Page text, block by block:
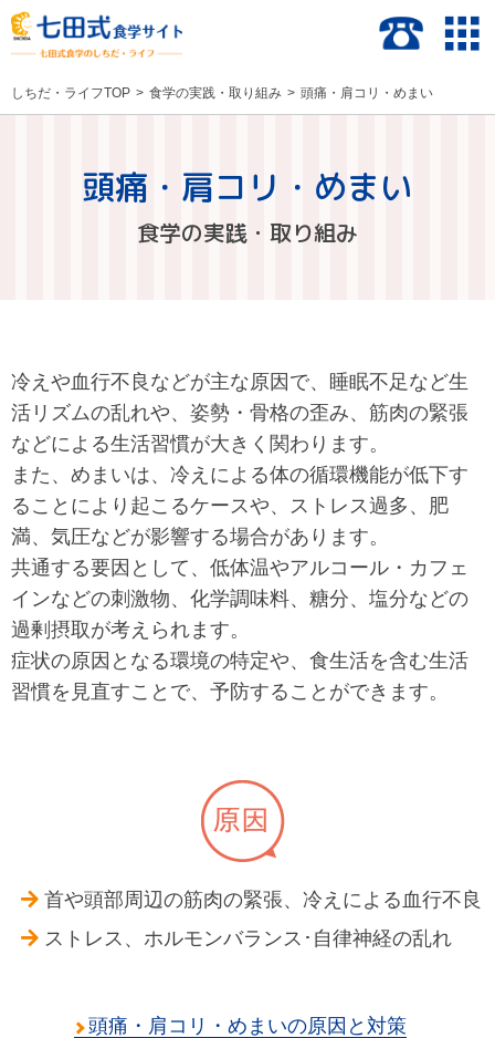
しちだ・ライフTOP 食学の実践・取り組み 頭痛・肩コリ・めまい
頭痛・肩コリ・めまい
食学の実践・取り組み
冷えや血行不良などが主な原因で、睡眠不足など生
活リズムの乱れや、姿勢・骨格の歪み、筋肉の緊張
などによる生活習慣が大きく関わります。
また、めまいは、冷えによる体の循環機能が低下す
ることにより起こるケースや、ストレス過多、肥
満、気圧などが影響する場合があります。
共通する要因として、低体温やアルコール・カフェ
インなどの刺激物、化学調味料、糖分、塩分などの
過剰摂取が考えられます。
症状の原因となる環境の特定や、食生活を含む生活
習慣を見直すことで、予防することができます。
首や頭部周辺の筋肉の緊張、冷えによる血行不良
ストレス、ホルモンバランス･自律神経の乱れ
頭痛・肩コリ・めまいの原因と対策